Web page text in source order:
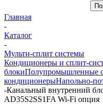
Главная
-
Каталог
-
Мульти-сплит системы
Кондиционеры и сплит-
блокиПолупромышленные
кондиционерыНапольно-
-Канальный внутренний
AD35S2SS1FA Wi-Fi опция